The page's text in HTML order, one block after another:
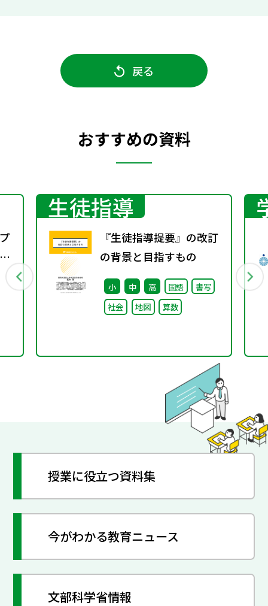
戻る
おすすめの資料
生徒指導
『生徒指導提要』の改訂
の背景と目指すもの
小 中 高 国語
書写
社会
地図 算数
授業に役立つ資料集
今がわかる教育ニュース
文部科学省情報